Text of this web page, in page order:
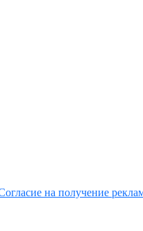
на получение